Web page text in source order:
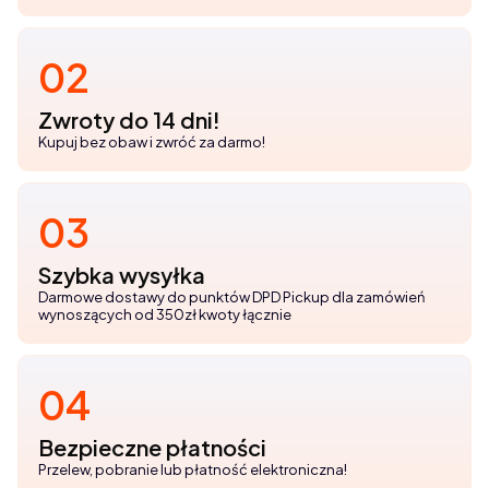
02
Zwroty do 14 dni!
Kupuj bez obaw i zwróć za darmo!
03
Szybka wysyłka
Darmowe dostawy do punktów DPD Pickup dla zamówień
wynoszących od 350zł kwoty łącznie
04
Bezpieczne płatności
Przelew, pobranie lub płatność elektroniczna!